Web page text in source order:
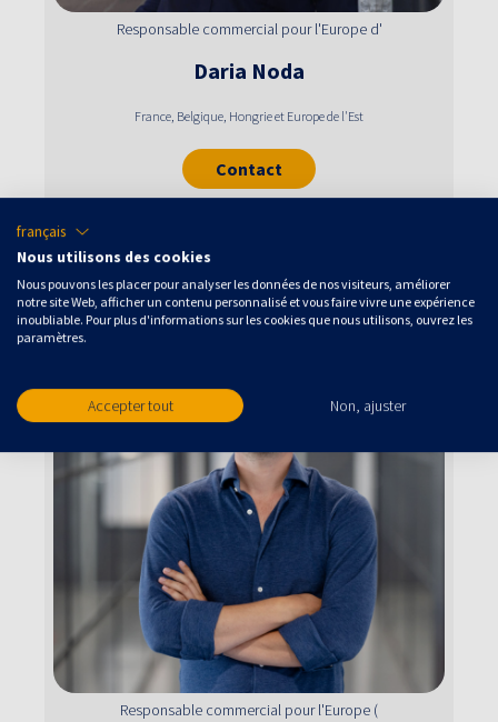
Daria Noda
Responsable commercial pour l'Europe d'
France, Belgique, Hongrie et Europe de l'Est
Contact
Responsable commercial pour l'Europe (
français
Nous utilisons des cookies
Nous pouvons les placer pour analyser les données de nos visiteurs, améliorer
notre site Web, afficher un contenu personnalisé et vous faire vivre une expérience
inoubliable. Pour plus d'informations sur les cookies que nous utilisons, ouvrez les
paramètres.
Accepter tout Non, ajuster